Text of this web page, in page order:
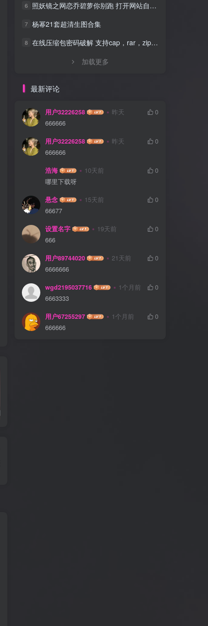
6 照妖镜之网恋乔碧萝你别跑 打开网站自动拍照源码
7 杨幂21套超清生图合集
8 在线压缩包密码破解 支持cap，rar，zip，7z，excel，ppt，word，office等文件
加载更多
最新评论
用户32226258 昨天
0
666666
用户32226258 昨天
0
666666
浩海 10天前
0
哪里下载呀
悬念 15天前
0
66677
设置名字 19天前
0
666
用户89744020 21天前
0
6666666
wgd2195037716 1个月前
0
6663333
用户67255297 1个月前
0
666666